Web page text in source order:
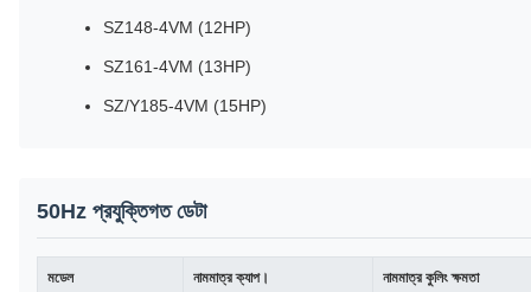
SZ148-4VM (12HP)
SZ161-4VM (13HP)
SZ/Y185-4VM (15HP)
50Hz প্রযুক্তিগত ডেটা
মডেল নামমাত্র ক্যাপ। নামমাত্র কুলিং ক্ষমতা